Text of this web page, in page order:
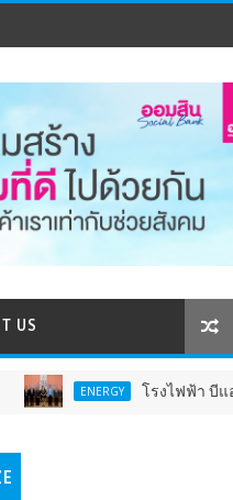
US
โรงไฟฟ้า บีแอลซีพี ร่วม กรมป